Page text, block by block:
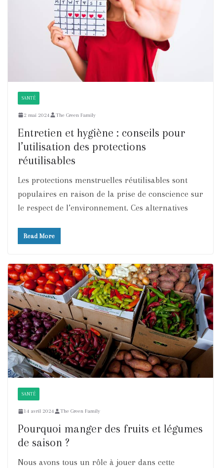
SANTÉ
2 mai 2024 The Green Family
Entretien et hygiène : conseils pour
l’utilisation des protections
réutilisables
Les protections menstruelles réutilisables sont
populaires en raison de la prise de conscience sur
le respect de l’environnement. Ces alternatives
Read More
SANTÉ
14 avril 2024 The Green Family
Pourquoi manger des fruits et légumes
de saison ?
Nous avons tous un rôle à jouer dans cette